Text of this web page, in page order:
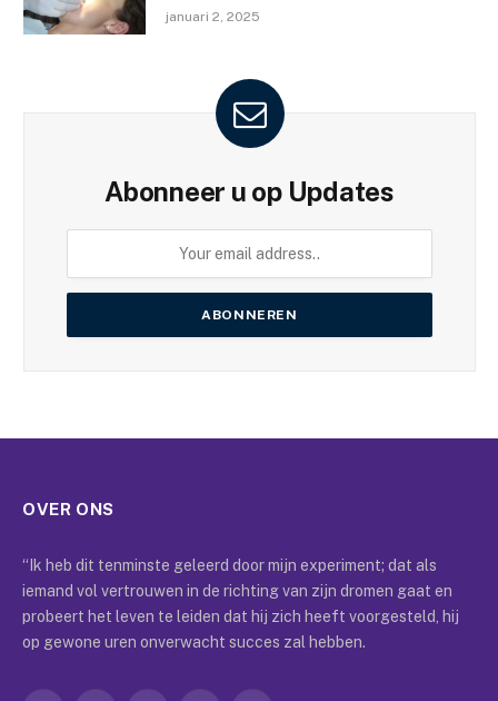
januari 2, 2025
Abonneer u op Updates
OVER ONS
“Ik heb dit tenminste geleerd door mijn experiment; dat als
iemand vol vertrouwen in de richting van zijn dromen gaat en
probeert het leven te leiden dat hij zich heeft voorgesteld, hij
op gewone uren onverwacht succes zal hebben.